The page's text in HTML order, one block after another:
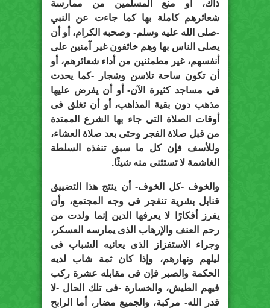
ذاك، أو منع المسلمين من ممارسة
شعائرهم كاملة بها كما جاءت عن النبي
-صلى الله عليه وسلم- وصحبه الكرام، أو أن
يصلى الناس بها وهم خائفون غير آمنين على
أنفسهم، غير مطمئنين من أداء شعائرهم، أو
أن تكون ساحة تلاسن وشجار -كما يحدث
فى مساجد كثيرة الآن- أو أن يفرض عليها
مذهب دون بقية المذاهب، أو أن تغلق فى
أوقات الصلاة التى جاء بها الشرع الممتدة
من قبل صلاة الفجر وحتى بعد صلاة العشاء،
وللأسف فإن كل ما سبق تنفذه السلطة
الغاشمة لا تستثنى منه شيئًا.
والخوف -كل الخوف- أن ينتج هذا التضييق
قنابل بشرية تنفجر فى وجه المجتمع، وأن
يفرز أفكارًا لا يعرفها الدين إنما ولدت من
رحم العنف والإرهاب الذى يمارسه العسكر،
وجراء الاستفزاز الذى يعانيه الشباب فى
ليلهم ونهارهم، وإذا كان ثمة شاب لديه
الحكمة والصبر فإن فى مقابله عشرة ركب
فيهم الطيش، والخسارة -فى تلك الحال -لا
قدر الله- مركبة، والجميع مضار، أما الرابح